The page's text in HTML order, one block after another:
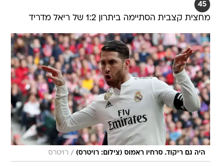
45
מחצית קצבית הסתיימה ביתרון 1:2 של ריאל מדריד
היה גם ריקוד. סרחיו ראמוס (צילום: רויטרס) / רויטרס